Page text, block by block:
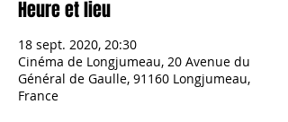
Heure et lieu
18 sept. 2020, 20:30
Cinéma de Longjumeau, 20 Avenue du
Général de Gaulle, 91160 Longjumeau,
France